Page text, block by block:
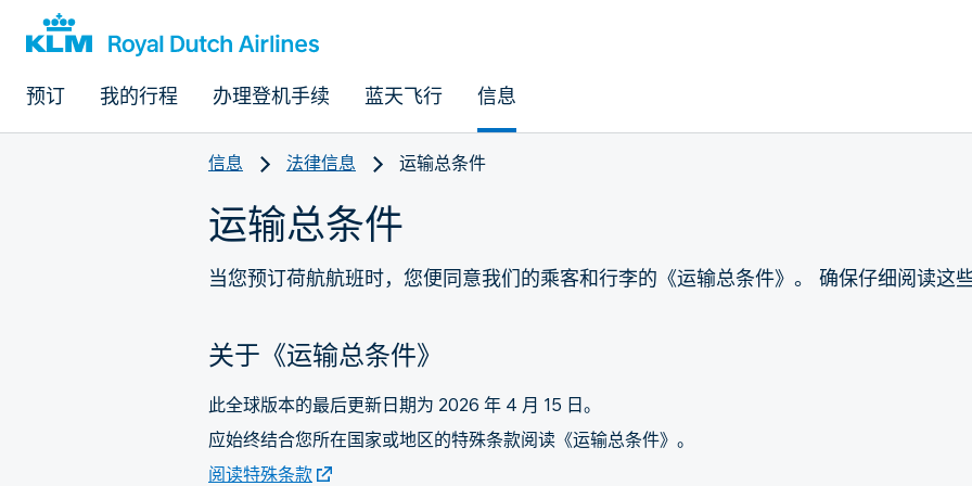
预订 我的行程 办理登机手续 蓝天飞行 信息
信息 法律信息 运输总条件
运输总条件
当您预订荷航航班时，您便同意我们的乘客和行李的《运输总条件》。 确保仔细阅读这
关于《运输总条件》
此全球版本的最后更新日期为 2026 年 4 月 15 日。
应始终结合您所在国家或地区的特殊条款阅读《运输总条件》。
阅读特殊条款